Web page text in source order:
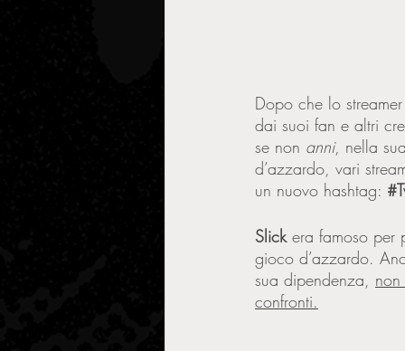
Dopo che lo
dai suoi fan e altri
se non anni, nella
d’azzardo, vari
un nuovo hashtag:
Slick era famoso per
gioco d’azzardo.
sua dipendenza,
confronti.